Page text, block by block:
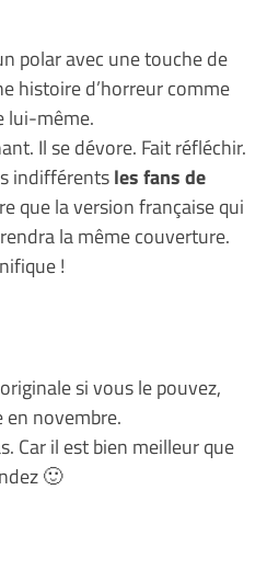
polar avec une touche de
histoire d’horreur comme
lui-même.
Il se dévore. Fait réfléchir.
indifférentsles fans de
que la version française qui
la même couverture.
!
si vous le pouvez,
en novembre.
Car il est bien meilleur que
🙂